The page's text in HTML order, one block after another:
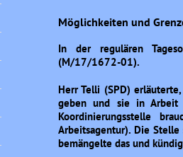
Möglichkeiten und
In der regulären
(M/17/1672-01).
Herr Telli (SPD)
geben und sie in Arbeit
Koordinierungsstelle
Arbeitsagentur). Die
bemängelte das und